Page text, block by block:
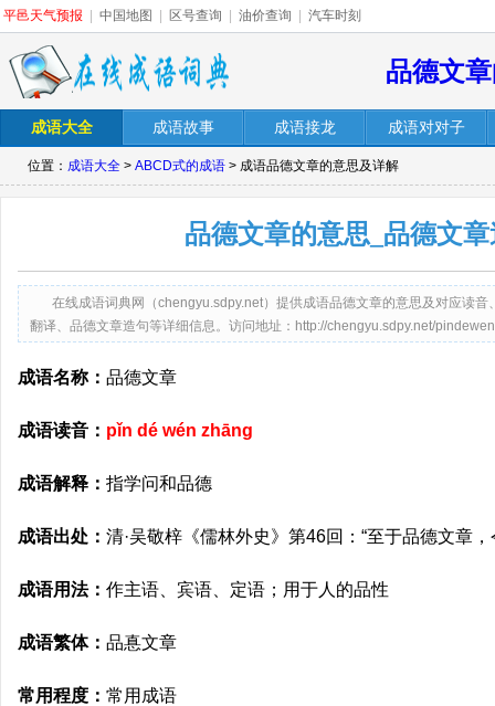
平邑天气预报 中国地图 区号查询 油价查询 汽车时刻
品德文
成语大全 成语故事 成语接龙 成语对对子
位置： 成语大全 > ABCD式的成语 > 成语品德文章的意思及详解
品德文章的意思_品德文
在线成语词典网（chengyu.sdpy.net）提供成语品德文章的意思及对应读
翻译、品德文章造句等详细信息。访问地址：http://chengyu.sdpy.net/
成语名称： 品德文章
成语读音： pǐn dé wén zhāng
成语解释： 指学问和品德
成语出处： 清·吴敬梓《儒林外史》第46回：“至于品德文章
成语用法： 作主语、宾语、定语；用于人的品性
成语繁体： 品惪文章
常用程度： 常用成语